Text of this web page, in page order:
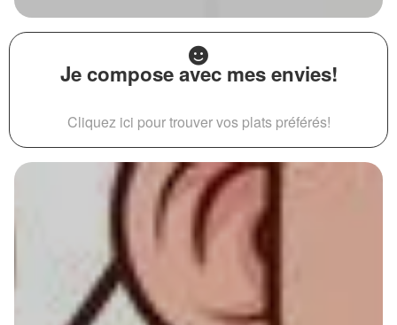
Je compose avec mes envies!
Cliquez ici pour trouver vos plats préférés!